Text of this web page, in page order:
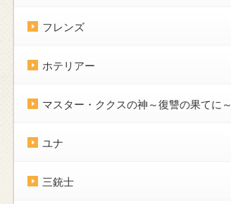
フレンズ
ホテリアー
マスター・ククスの神～復讐の果てに～
ユナ
三銃士